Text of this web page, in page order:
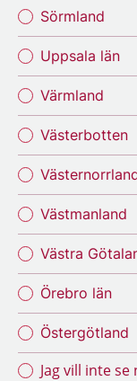
Sörmland
Uppsala län
Värmland
Västerbotten
Västmanland
Västra
Örebro län
Östergötland
Jag vill inte